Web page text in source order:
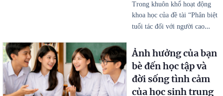
Trong khuôn khổ hoạt động
khoa học của đề tài “Phân biệt
tuổi tác đối với người cao…
Ảnh hưởng của bạn
bè đến học tập và
đời sống tình cảm
của học sinh trung